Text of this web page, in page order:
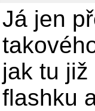
Já jen
jak tu
flashku